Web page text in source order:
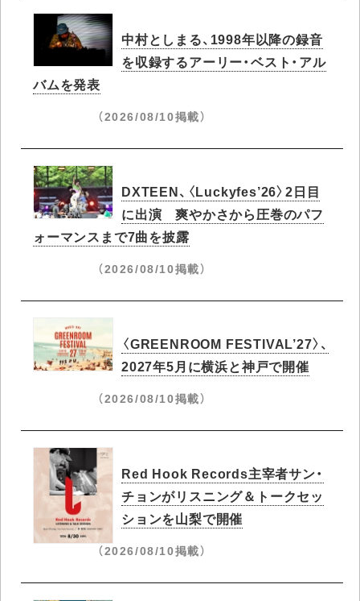
中村としまる、1998年以降の録音
を収録するアーリー・ベスト・アル
バムを発表
（2026/08/10掲載）
DXTEEN、〈Luckyfes’26〉2日目
に出演 爽やかさから圧巻のパフ
ォーマンスまで7曲を披露
（2026/08/10掲載）
〈GREENROOM FESTIVAL’27〉、
2027年5月に横浜と神戸で開催
（2026/08/10掲載）
Red Hook Records主宰者サン・
チョンがリスニング＆トークセッ
ションを山梨で開催
（2026/08/10掲載）